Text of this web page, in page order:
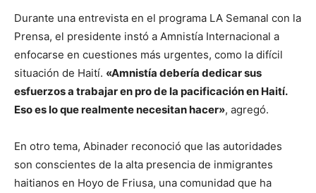
Durante una entrevista en el programa LA Semanal con la
Prensa, el presidente instó a Amnistía Internacional a
enfocarse en cuestiones más urgentes, como la difícil
situación de Haití. «Amnistía debería dedicar sus
esfuerzos a trabajar en pro de la pacificación en Haití.
Eso es lo que realmente necesitan hacer», agregó.
En otro tema, Abinader reconoció que las autoridades
son conscientes de la alta presencia de inmigrantes
haitianos en Hoyo de Friusa, una comunidad que ha